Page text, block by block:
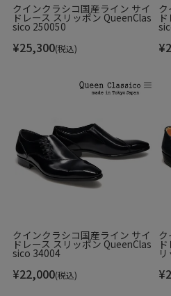
クインクラシコ国産ライン サイ
ドレース スリッポン QueenClas
sico 250050
¥25,300(税込) ¥
クインクラシコ国産ライン サイ
ドレース スリッポン QueenClas
sico 34004
¥22,000(税込) ¥